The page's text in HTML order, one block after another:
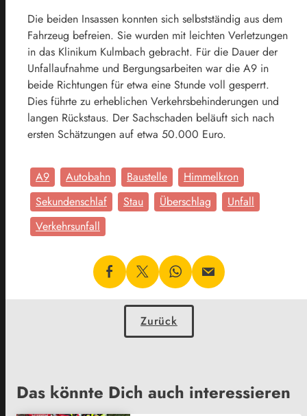
Die beiden Insassen konnten sich selbstständig aus dem
Fahrzeug befreien. Sie wurden mit leichten Verletzungen
in das Klinikum Kulmbach gebracht. Für die Dauer der
Unfallaufnahme und Bergungsarbeiten war die A9 in
beide Richtungen für etwa eine Stunde voll gesperrt.
Dies führte zu erheblichen Verkehrsbehinderungen und
langen Rückstaus. Der Sachschaden beläuft sich nach
ersten Schätzungen auf etwa 50.000 Euro.
A9 Autobahn Baustelle
Himmelkron
Sekundenschlaf
Stau Überschlag
Unfall
Verkehrsunfall
Zurück
Das könnte Dich auch interessieren